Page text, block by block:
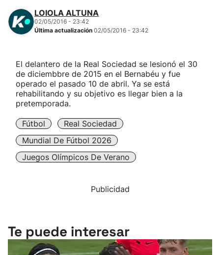
Atletismo
Carreras de montaña
Más deportes
LOIOLA ALTUNA
02/05/2016 - 23:42
Última actualización 02/05/2016 - 23:42
El delantero de la Real Sociedad se lesionó el 30
de diciembbre de 2015 en el Bernabéu y fue
operado el pasado 10 de abril. Ya se está
rehabilitando y su objetivo es llegar bien a la
pretemporada.
Fútbol
Real Sociedad
Mundial De Fútbol 2026
Juegos Olímpicos De Verano
Publicidad
Te puede interesar